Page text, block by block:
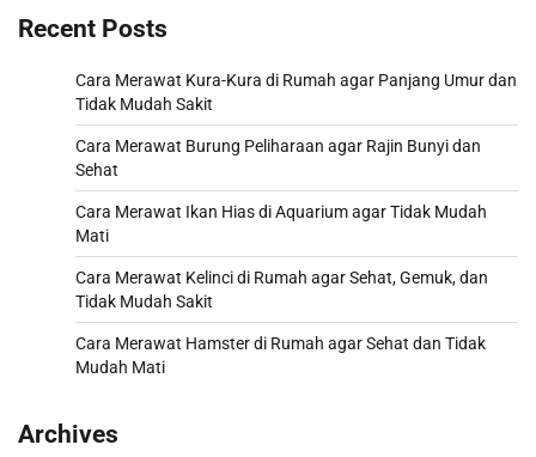
Recent Posts
Cara Merawat Kura-Kura di Rumah agar Panjang Umur dan
Tidak Mudah Sakit
Cara Merawat Burung Peliharaan agar Rajin Bunyi dan
Sehat
Cara Merawat Ikan Hias di Aquarium agar Tidak Mudah
Mati
Cara Merawat Kelinci di Rumah agar Sehat, Gemuk, dan
Tidak Mudah Sakit
Cara Merawat Hamster di Rumah agar Sehat dan Tidak
Mudah Mati
Archives